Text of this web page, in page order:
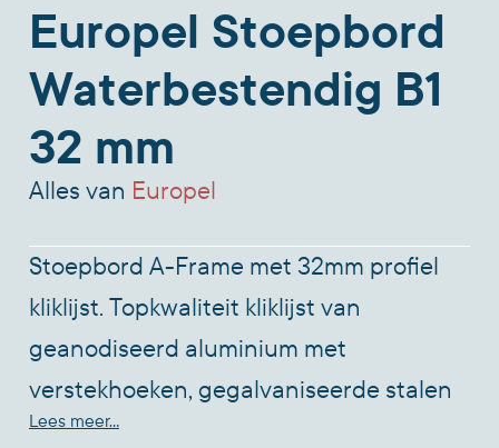
Europel Stoepbord
Waterbestendig B1
32 mm
Alles van Europel
Stoepbord A-Frame met 32mm profiel
kliklijst. Topkwaliteit kliklijst van
geanodiseerd aluminium met
verstekhoeken, gegalvaniseerde stalen
achterplaat en transparant
Lees meer...